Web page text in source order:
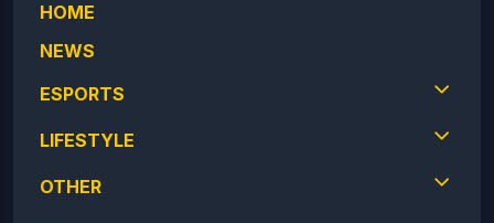
HOME
NEWS
ESPORTS
LIFESTYLE
OTHER